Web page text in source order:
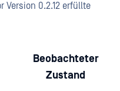
0.2.12 erfüllte
Beobachteter
Zustand